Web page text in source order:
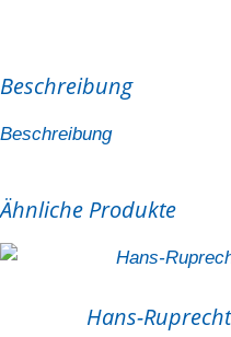
Beschreibung
Beschreibung
Ähnliche Produkte
Hans-